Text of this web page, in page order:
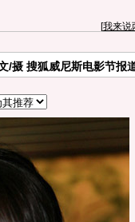
[我来说
/摄 搜狐威尼斯电影节报